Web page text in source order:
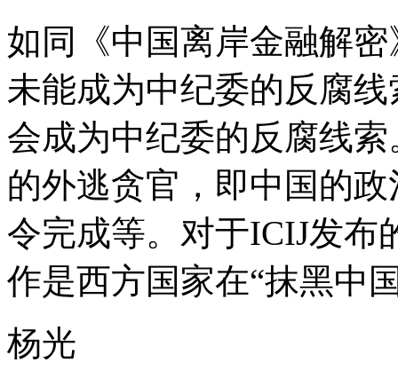
如同《中国离岸金融解
未能成为中纪委的反腐
会成为中纪委的反腐线
的外逃贪官，即中国的
令完成等。对于ICIJ发布
作是西方国家在“抹黑中
杨光